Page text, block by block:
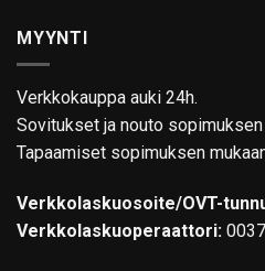
MYYNTI
Verkkokauppa auki 24h.
Sovitukset ja nouto sopimuksen
Tapaamiset sopimuksen
Verkkolaskuosoite/OVT-
Verkkolaskuoperaattori: